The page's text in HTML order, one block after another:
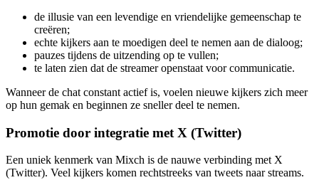
de illusie van een levendige en vriendelijke gemeenschap te
creëren;
echte kijkers aan te moedigen deel te nemen aan de dialoog;
pauzes tijdens de uitzending op te vullen;
te laten zien dat de streamer openstaat voor communicatie.
Wanneer de chat constant actief is, voelen nieuwe kijkers zich meer
op hun gemak en beginnen ze sneller deel te nemen.
Promotie door integratie met X (Twitter)
Een uniek kenmerk van Mixch is de nauwe verbinding met X
(Twitter). Veel kijkers komen rechtstreeks van tweets naar streams.